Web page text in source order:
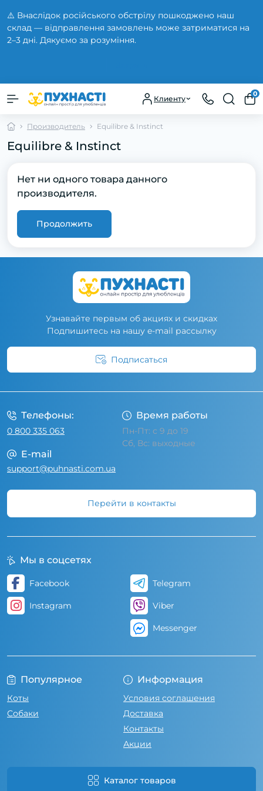
⚠️ Внаслідок російського обстрілу пошкоджено наш
склад — відправлення замовлень може затриматися на
2–3 дні. Дякуємо за розуміння.
Клиенту
0
Производитель Equilibre & Instinct
Equilibre & Instinct
Нет ни одного товара данного
производителя.
Продолжить
Узнавайте первым об акциях и скидках
Подпишитесь на нашу e-mail рассылку
Подписаться
Телефоны:
0 800 335 063
Время работы
Пн-Пт: с 9 до 19
Сб, Вс: выходные
E-mail
support@puhnasti.com.ua
Перейти в контакты
Популярное
Коты
Собаки
Информация
Условия соглашения
Доставка
Контакты
Акции
Каталог товаров
Мы в соцсетях
Facebook
Instagram
Telegram
Viber
Messenger